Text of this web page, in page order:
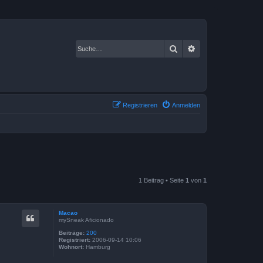
Suche
Anmelden
Registrieren
1 Beitrag • Seite 1 von 1
Macao
mySneak Aficionado
Beiträge: 200
Registriert: 2006-09-14 10:06
Wohnort: Hamburg